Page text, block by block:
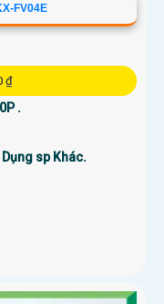
FV04E
₫
.
sp Khác.